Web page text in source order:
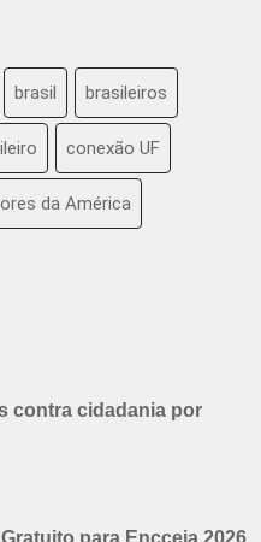
brasil brasileiros
conexão UF
da América
contra cidadania por
para Encceja 2026